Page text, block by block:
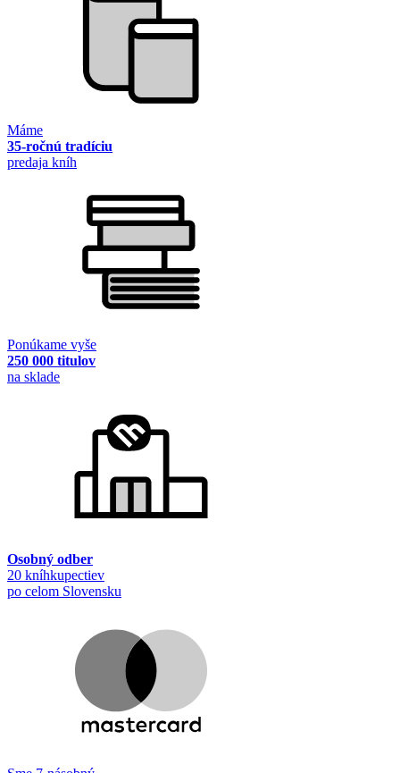
Máme
35-ročnú tradíciu
predaja kníh
Ponúkame vyše
250 000 titulov
na sklade
Osobný odber
20 kníhkupectiev
po celom Slovensku